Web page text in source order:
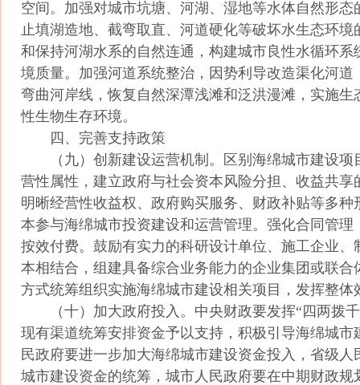
空间。加强对城市坑塘、河湖、湿地等水体自然形态
止填湖造地、截弯取直、河道硬化等破坏水生态环境
和保持河湖水系的自然连通，构建城市良性水循环系
境质量。加强河道系统整治，因势利导改造渠化河道
弯曲河岸线，恢复自然深潭浅滩和泛洪漫滩，实施生
性生物生存环境。
四、完善支持政策
（九）创新建设运营机制。区别海绵城市建设项
营性属性，建立政府与社会资本风险分担、收益共享
明晰经营性收益权、政府购买服务、财政补贴等多种
本参与海绵城市投资建设和运营管理。强化合同管理
按效付费。鼓励有实力的科研设计单位、施工企业、
本相结合，组建具备综合业务能力的企业集团或联合
方式统筹组织实施海绵城市建设相关项目，发挥整体
（十）加大政府投入。中央财政要发挥“四两拨千
现有渠道统筹安排资金予以支持，积极引导海绵城市
民政府要进一步加大海绵城市建设资金投入，省级人
城市建设资金的统筹，城市人民政府要在中期财政规